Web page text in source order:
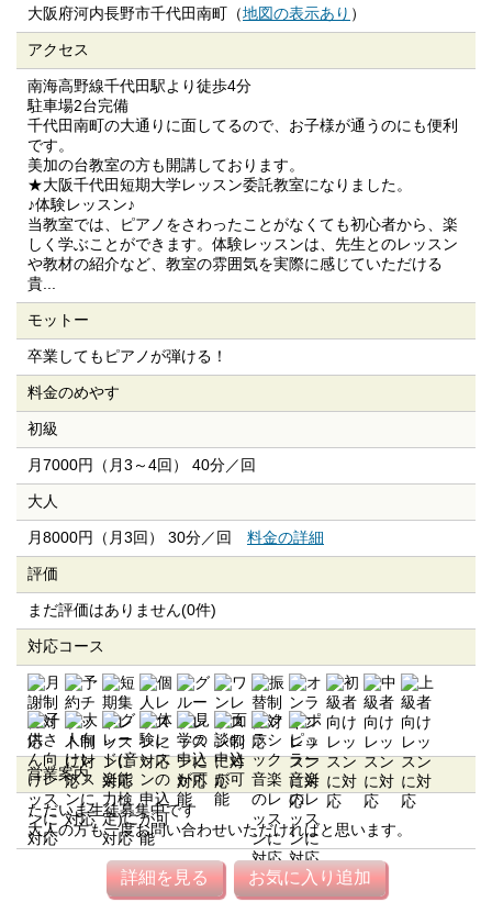
大阪府河内長野市千代田南町（地図の表示あり ）
アクセス
南海高野線千代田駅より徒歩4分
駐車場2台完備
千代田南町の大通りに面してるので、お子様が通うのにも便利
です。
美加の台教室の方も開講しております。
★大阪千代田短期大学レッスン委託教室になりました。
♪体験レッスン♪
当教室では、ピアノをさわったことがなくても初心者から、楽
しく学ぶことができます。体験レッスンは、先生とのレッスン
や教材の紹介など、教室の雰囲気を実際に感じていただける
貴...
モットー
卒業してもピアノが弾ける！
料金のめやす
初級
月7000円（月3～4回） 40分／回
大人
月8000円（月3回） 30分／回 料金の詳細
評価
まだ評価はありません(0件)
対応コース
営業案内
ただいま生徒募集中です
大人の方も一度お問い合わせいただければと思います。
詳細を見る お気に入り追加